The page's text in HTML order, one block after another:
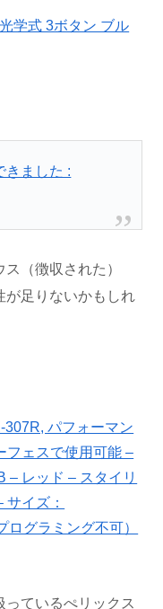
学式 3ボタン ブル
きました :
（徴収された）
が足りないかもしれ
パフォーマン
フェスで使用可能 –
– レッド – スタイリ
イズ：
グラミング不可）
ているぺリックス